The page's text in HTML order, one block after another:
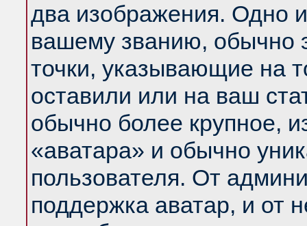
два изображения. Одно
вашему званию, обычно
точки, указывающие на
оставили или на ваш
обычно более крупное,
«аватара» и обычно
пользователя. От
поддержка аватар, и от